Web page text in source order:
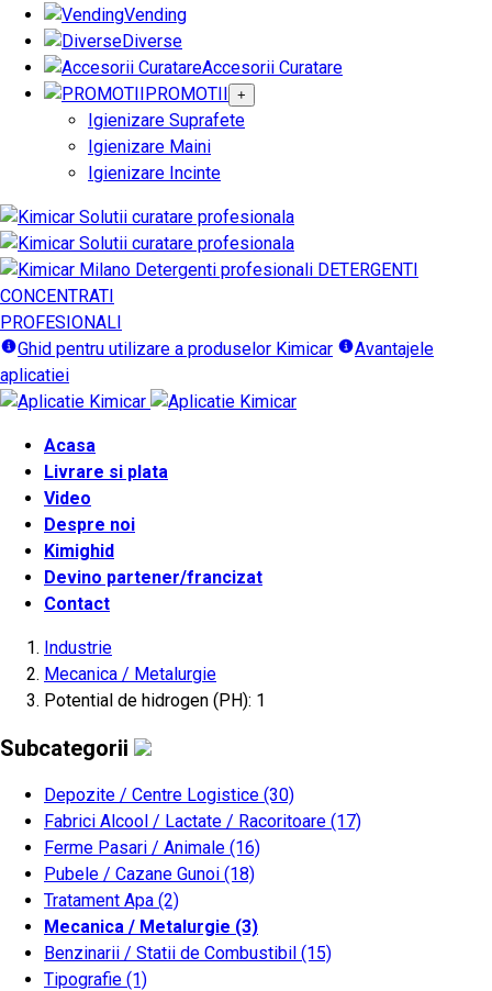
Vending
Diverse
Accesorii Curatare
PROMOTII +
Igienizare Suprafete
Igienizare Maini
Igienizare Incinte
DETERGENTI
CONCENTRATI
PROFESIONALI
Ghid pentru utilizare a produselor Kimicar
Avantajele
aplicatiei
Acasa
Livrare si plata
Video
Despre noi
Kimighid
Devino partener/francizat
Contact
Industrie
Mecanica / Metalurgie
Potential de hidrogen (PH): 1
Subcategorii
Depozite / Centre Logistice (30)
Fabrici Alcool / Lactate / Racoritoare (17)
Ferme Pasari / Animale (16)
Pubele / Cazane Gunoi (18)
Tratament Apa (2)
Mecanica / Metalurgie (3)
Benzinarii / Statii de Combustibil (15)
Tipografie (1)